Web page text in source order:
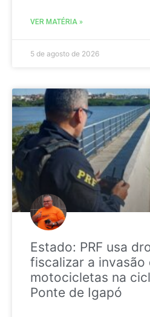
VER MATÉRIA »
5 de agosto de 2026
Estado: PRF usa
fiscalizar a invasão
motocicletas na
Ponte de Igapó